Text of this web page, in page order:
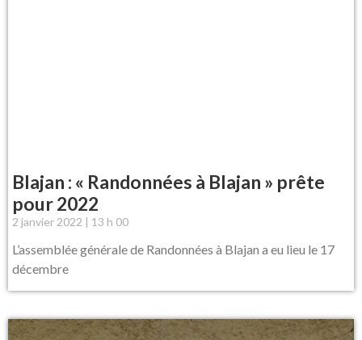
Blajan : « Randonnées à Blajan » prête
pour 2022
2 janvier 2022 13 h 00
L’assemblée générale de Randonnées à Blajan a eu lieu le 17
décembre